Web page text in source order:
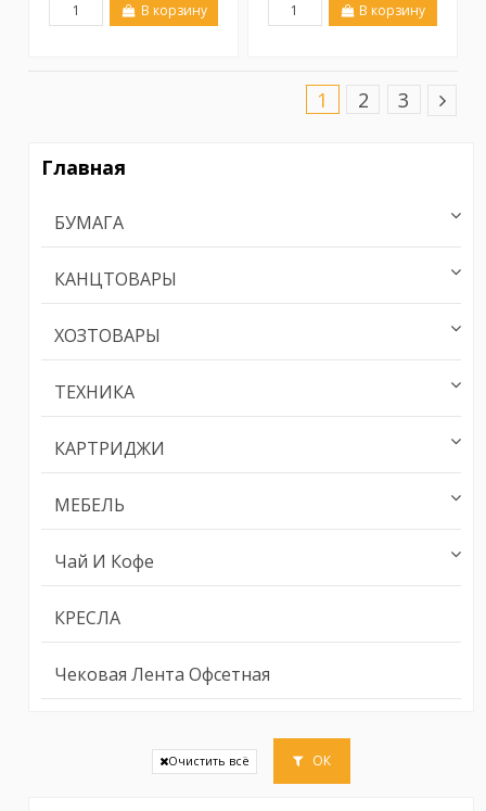
В корзину В корзину
1 2 3
Главная
БУМАГА
КАНЦТОВАРЫ
ХОЗТОВАРЫ
ТЕХНИКА
КАРТРИДЖИ
МЕБЕЛЬ
Чай И Кофе
КРЕСЛА
Чековая Лента Офсетная
Очистить всё ОК